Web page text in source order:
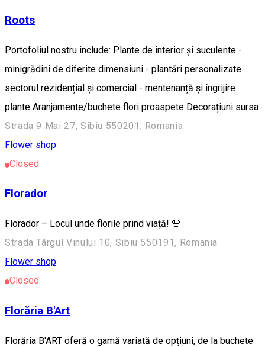
Roots
Portofoliul nostru include: Plante de interior și suculente -
minigrădini de diferite dimensiuni - plantări personalizate
sectorul rezidențial și comercial - mentenanță și îngrijire
plante Aranjamente/buchete flori proaspete Decorațiuni sursa
Strada 9 Mai 27, Sibiu 550201, Romania
Flower shop
Closed
Florador
Florador – Locul unde florile prind viață! 🌸
Strada Târgul Vinului 10, Sibiu 550191, Romania
Flower shop
Closed
Florăria B'Art
Florăria B'ART oferă o gamă variată de opțiuni, de la buchete